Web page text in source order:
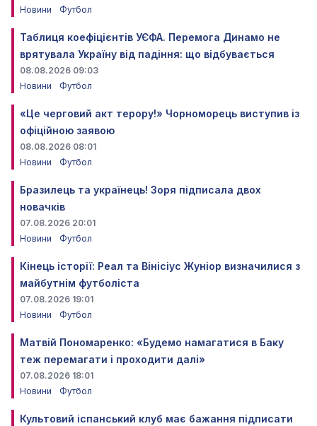
Новини
Футбол
Таблиця коефіцієнтів УЄФА. Перемога Динамо не
врятувала Україну від падіння: що відбувається
08.08.2026 09:03
Новини
Футбол
«Це черговий акт терору!» Чорноморець виступив із
офіційною заявою
08.08.2026 08:01
Новини
Футбол
Бразилець та українець! Зоря підписала двох
новачків
07.08.2026 20:01
Новини
Футбол
Кінець історії: Реал та Вінісіус Жуніор визначилися з
майбутнім футболіста
07.08.2026 19:01
Новини
Футбол
Матвій Пономаренко: «Будемо намагатися в Баку
теж перемагати і проходити далі»
07.08.2026 18:01
Новини
Футбол
Культовий іспанський клуб має бажання підписати